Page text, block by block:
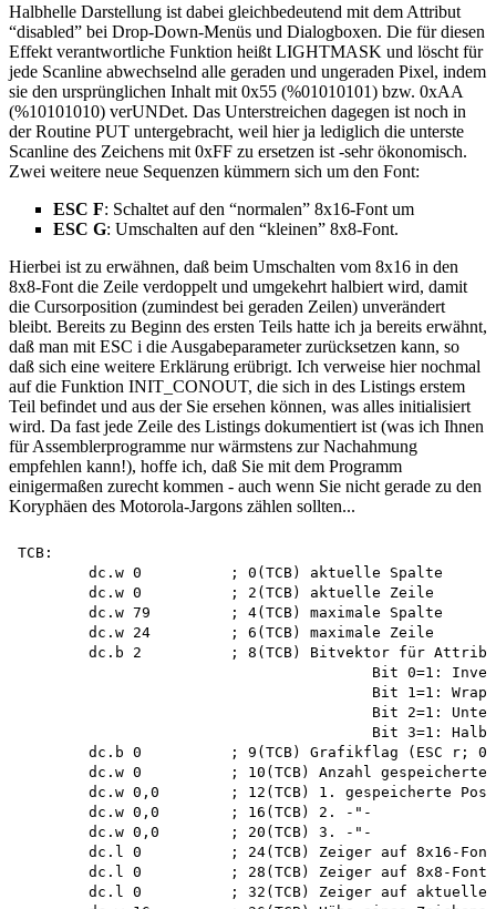
Halbhelle Darstellung ist dabei gleichbedeutend mit dem Attribut
“disabled” bei Drop-Down-Menüs und Dialogboxen. Die für diesen
Effekt verantwortliche Funktion heißt LIGHTMASK und löscht für
jede Scanline abwechselnd alle geraden und ungeraden Pixel, indem
sie den ursprünglichen Inhalt mit 0x55 (%01010101) bzw. 0xAA
(%10101010) verUNDet. Das Unterstreichen dagegen ist noch in
der Routine PUT untergebracht, weil hier ja lediglich die unterste
Scanline des Zeichens mit 0xFF zu ersetzen ist -sehr ökonomisch.
Zwei weitere neue Sequenzen kümmern sich um den Font:
ESC F: Schaltet auf den “normalen” 8x16-Font um
ESC G: Umschalten auf den “kleinen” 8x8-Font.
Hierbei ist zu erwähnen, daß beim Umschalten vom 8x16 in den
8x8-Font die Zeile verdoppelt und umgekehrt halbiert wird, damit
die Cursorposition (zumindest bei geraden Zeilen) unverändert
bleibt. Bereits zu Beginn des ersten Teils hatte ich ja bereits erwähnt,
daß man mit ESC i die Ausgabeparameter zurücksetzen kann, so
daß sich eine weitere Erklärung erübrigt. Ich verweise hier nochmal
auf die Funktion INIT_CONOUT, die sich in des Listings erstem
Teil befindet und aus der Sie ersehen können, was alles initialisiert
wird. Da fast jede Zeile des Listings dokumentiert ist (was ich Ihnen
für Assemblerprogramme nur wärmstens zur Nachahmung
empfehlen kann!), hoffe ich, daß Sie mit dem Programm
einigermaßen zurecht kommen - auch wenn Sie nicht gerade zu den
Koryphäen des Motorola-Jargons zählen sollten...
TCB: